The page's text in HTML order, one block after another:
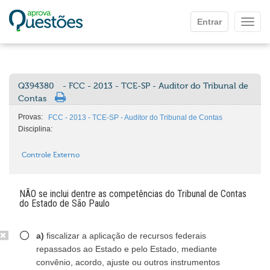
Entrar
Q394380
- FCC - 2013 - TCE-SP - Auditor do Tribunal de
Contas
Provas:
FCC - 2013 - TCE-SP - Auditor do Tribunal de Contas
Disciplina:
Controle Externo
NÃO se inclui dentre as competências do Tribunal de Contas
do Estado de São Paulo
a) fiscalizar a aplicação de recursos federais
repassados ao Estado e pelo Estado, mediante
convênio, acordo, ajuste ou outros instrumentos